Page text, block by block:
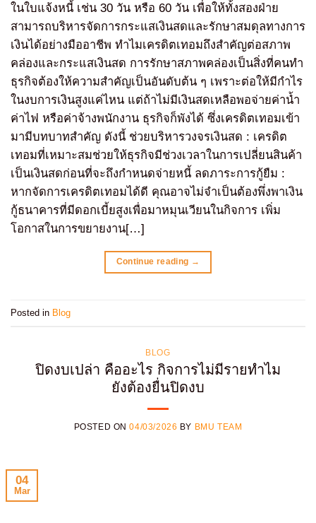
ในใบแจ้งหนี้ เช่น 30 วัน หรือ 60 วัน เพื่อให้ทั้งสองฝ่าย
สามารถบริหารจัดการกระแสเงินสดและรักษาสมดุลทางการ
เงินได้อย่างมืออาชีพ ทำไมเครดิตเทอมถึงสำคัญต่อสภาพ
คล่องและกระแสเงินสด การรักษาสภาพคล่องเป็นสิ่งที่คนทำ
ธุรกิจต้องให้ความสำคัญเป็นอันดับต้น ๆ เพราะต่อให้มีกำไร
ในงบการเงินสูงแค่ไหน แต่ถ้าไม่มีเงินสดเหลือพอจ่ายค่าน้ำ
ค่าไฟ หรือค่าจ้างพนักงาน ธุรกิจก็พังได้ ซึ่งเครดิตเทอมเข้า
มามีบทบาทสำคัญ ดังนี้ ช่วยบริหารวงจรเงินสด : เครดิต
เทอมที่เหมาะสมช่วยให้ธุรกิจมีช่วงเวลาในการเปลี่ยนสินค้า
เป็นเงินสดก่อนที่จะถึงกำหนดจ่ายหนี้ ลดภาระการกู้ยืม :
หากจัดการเครดิตเทอมได้ดี คุณอาจไม่จำเป็นต้องพึ่งพาเงิน
กู้ธนาคารที่มีดอกเบี้ยสูงเพื่อมาหมุนเวียนในกิจการ เพิ่ม
โอกาสในการขยายงาน[…]
Continue reading →
Posted in Blog
BLOG
ปิดงบเปล่า คืออะไร กิจการไม่มีรายทำไม
ยังต้องยื่นปิดงบ
POSTED ON04/03/2026 BY BMU TEAM
04
Mar